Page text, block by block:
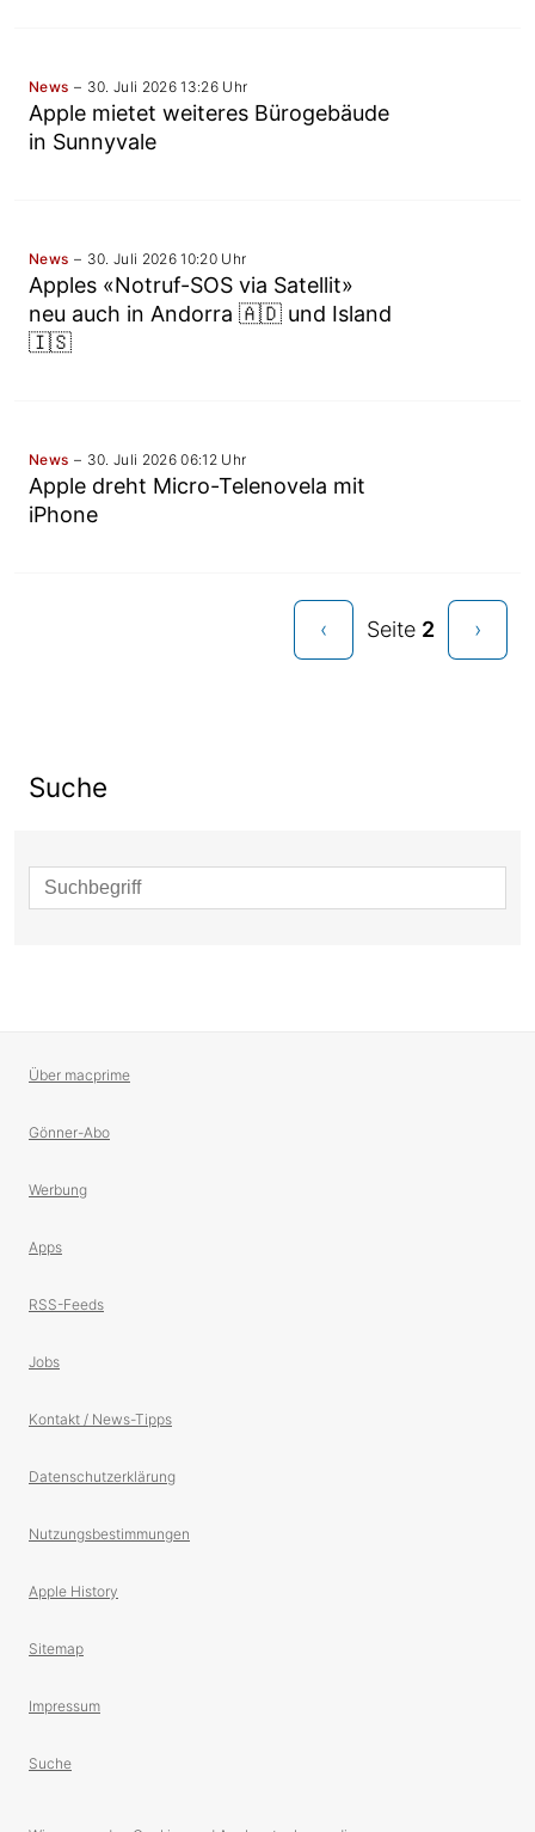
News 30. Juli 2026 13:26 Uhr
Apple mietet weiteres Bürogebäude
in Sunnyvale
News 30. Juli 2026 10:20 Uhr
Apples «Notruf-SOS via Satellit»
neu auch in Andorra 🇦🇩 und Island
🇮🇸
News 30. Juli 2026 06:12 Uhr
Apple dreht Micro-Telenovela mit
iPhone
‹ Seite 2 ›
Suche
Suche
Über macprime
Gönner-Abo
Werbung
Apps
RSS-Feeds
Jobs
Kontakt / News-Tipps
Datenschutzerklärung
Nutzungsbestimmungen
Apple History
Sitemap
Impressum
Suche